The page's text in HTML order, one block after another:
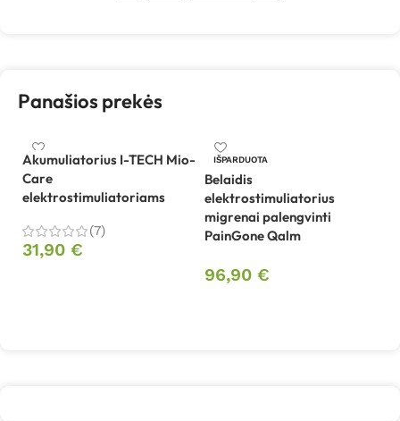
Panašios prekės
Akumuliatorius I-TECH Mio-
Care
elektrostimuliatoriams
(7)
31,90 €
IŠPARDUOTA
Belaidis
elektrostimuliatorius
migrenai palengvinti
PainGone Qalm
96,90 €